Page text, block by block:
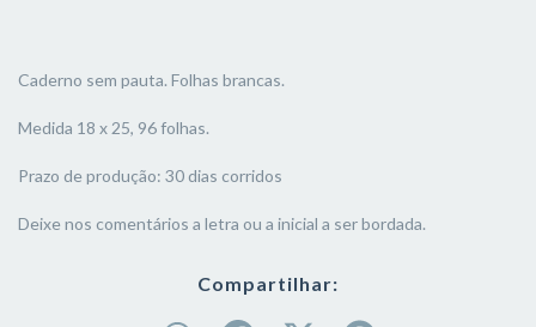
Caderno sem pauta. Folhas brancas.
Medida 18 x 25, 96 folhas.
Prazo de produção: 30 dias corridos
Deixe nos comentários a letra ou a inicial a ser bordada.
Compartilhar: